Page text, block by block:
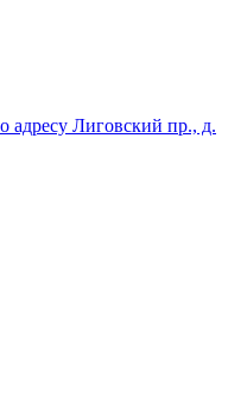
Лиговский пр., д.